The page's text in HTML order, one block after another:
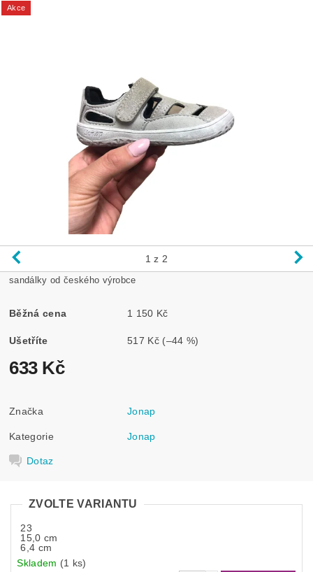
Akce
1 z 2
sandálky od českého výrobce
Běžná cena 1 150 Kč
Ušetříte 517 Kč (–44 %)
633 Kč
Značka Jonap
Kategorie Jonap
Dotaz
ZVOLTE VARIANTU
23
15,0 cm
6,4 cm
Skladem (1 ks)